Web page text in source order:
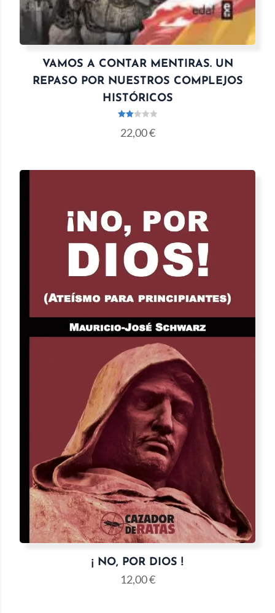
VAMOS A CONTAR MENTIRAS. UN
REPASO POR NUESTROS COMPLEJOS
HISTÓRICOS
rado
22,00€
¡ NO, POR DIOS !
12,00€